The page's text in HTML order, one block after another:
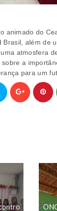
animado do
além de
atmosfera
a
para um